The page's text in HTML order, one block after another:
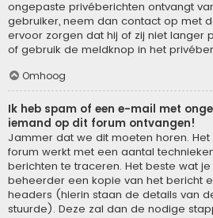
ongepaste privéberichten ontvangt
gebruiker, neem dan contact op met
ervoor zorgen dat hij of zij niet langer
of gebruik de meldknop in het
Omhoog
Ik heb spam of een e-mail met
iemand op dit forum ontvangen!
Jammer dat we dit moeten horen.
forum werkt met een aantal
berichten te traceren. Het beste wat
beheerder een kopie van het bericht
headers (hierin staan de details van
stuurde). Deze zal dan de nodige